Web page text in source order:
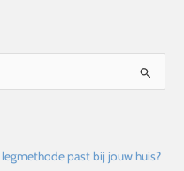
legmethode past bij jouw huis?